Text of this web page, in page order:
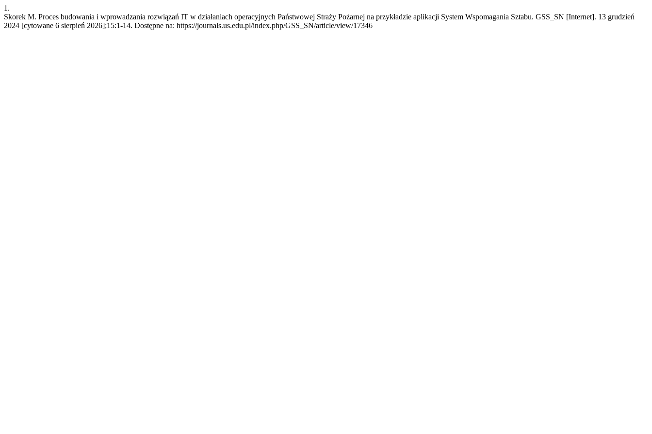
1.
Skorek M. Proces budowania i wprowadzania rozwiązań IT w działaniach operacyjnych Państwowej Straży Pożarnej na przykładzie aplikacji System Wspomagania Sztabu. GSS_SN [Internet]. 13 grudzień
2024 [cytowane 6 sierpień 2026];15:1-14. Dostępne na: https://journals.us.edu.pl/index.php/GSS_SN/article/view/17346